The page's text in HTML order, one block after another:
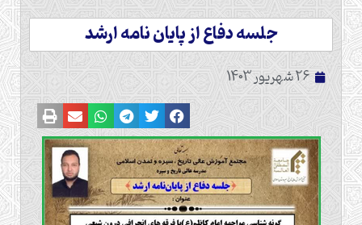
جلسه دفاع از پایان نامه ارشد
26 شهریور 1403